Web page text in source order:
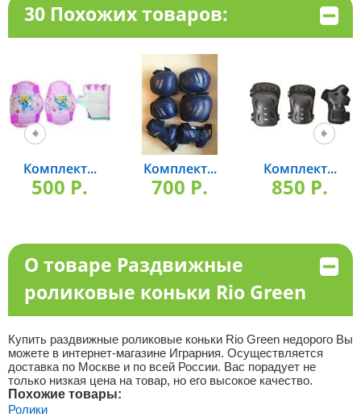
30 Похожих товаров:
Комплект...
500 P.
Комплект...
700 P.
Комплект...
850 P.
О товаре Раздвижные
роликовые коньки Rio Green
Купить раздвижные роликовые коньки Rio Green недорого Вы
можете в интернет-магазине Играрния. Осуществляется
доставка по Москве и по всей России. Вас порадует не
только низкая цена на товар, но его высокое качество.
Похожие товары:
Ролики